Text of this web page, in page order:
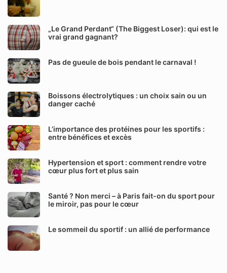
„Le Grand Perdant“ (The Biggest Loser): qui est le
vrai grand gagnant?
Pas de gueule de bois pendant le carnaval !
Boissons électrolytiques : un choix sain ou un
danger caché
L’importance des protéines pour les sportifs :
entre bénéfices et excès
Hypertension et sport : comment rendre votre
cœur plus fort et plus sain
Santé ? Non merci – à Paris fait-on du sport pour
le miroir, pas pour le cœur
Le sommeil du sportif : un allié de performance